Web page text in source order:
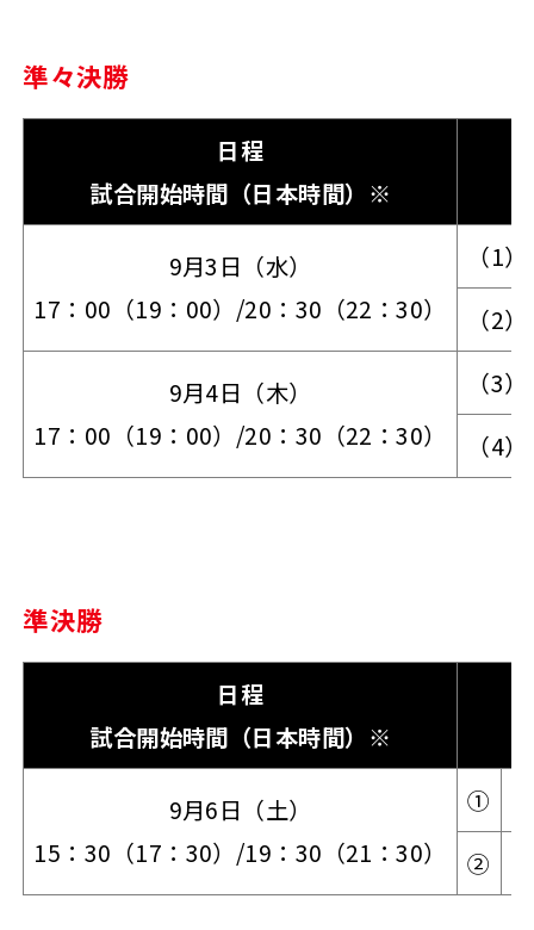
準々決勝
日程
試合開始時間（日本時間）※
9月3日（水）
17：00（19：00）/20：30（22：30）
（1）
（2）
9月4日（木）
17：00（19：00）/20：30（22：30）
（3）
（4）
準決勝
日程
試合開始時間（日本時間）※
9月6日（土）
15：30（17：30）/19：30（21：30）
①
②